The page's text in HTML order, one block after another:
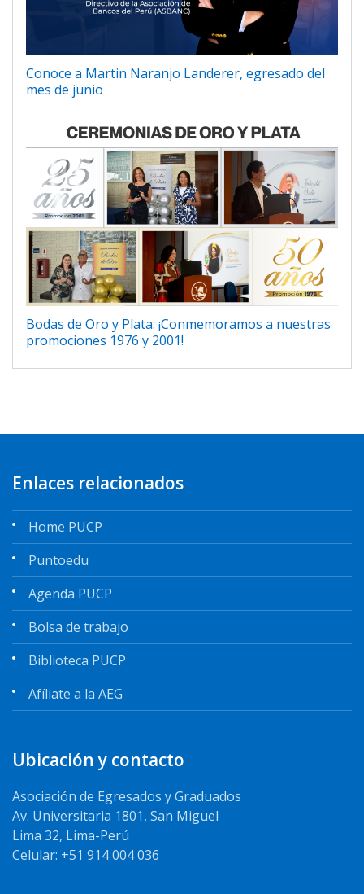
Conoce a Martin Naranjo Landerer, egresado del
mes de junio
Bodas de Oro y Plata: ¡Conmemoramos a nuestras
promociones 1976 y 2001!
Enlaces relacionados
Home PUCP
Puntoedu
Agenda PUCP
Bolsa de trabajo
Biblioteca PUCP
Afíliate a la AEG
Ubicación y contacto
Asociación de Egresados y Graduados
Av. Universitaria 1801, San Miguel
Lima 32, Lima-Perú
Celular: +51 914 004 036